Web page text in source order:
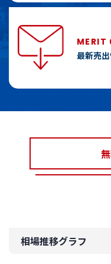
MERIT
最新売
相場推移グラフ